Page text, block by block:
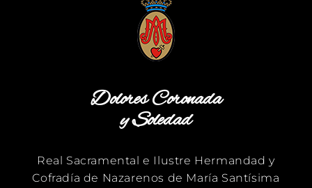
Dolores Coronada
y Soledad
Real Sacramental e Ilustre Hermandad y
Cofradía de Nazarenos de María Santísima